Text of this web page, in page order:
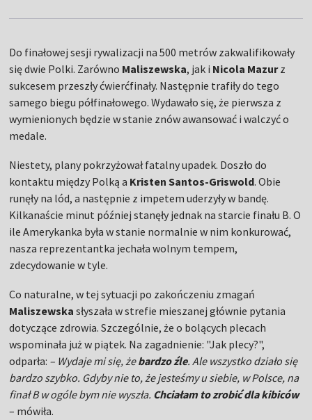
Do finałowej sesji rywalizacji na 500 metrów zakwalifikowały
się dwie Polki. Zarówno Maliszewska, jak i Nicola Mazurz
sukcesem przeszły ćwierćfinały. Następnie trafiły do tego
samego biegu półfinałowego. Wydawało się, że pierwsza z
wymienionych będzie w stanie znów awansować i walczyć o
medale.
Niestety, plany pokrzyżował fatalny upadek. Doszło do
kontaktu między Polką a Kristen Santos-Griswold. Obie
runęły na lód, a następnie z impetem uderzyły w bandę.
Kilkanaście minut później stanęły jednak na starcie finału B. O
ile Amerykanka była w stanie normalnie w nim konkurować,
nasza reprezentantka jechała wolnym tempem,
zdecydowanie w tyle.
Co naturalne, w tej sytuacji po zakończeniu zmagań
Maliszewska słyszała w strefie mieszanej głównie pytania
dotyczące zdrowia. Szczególnie, że o bolących plecach
wspominała już w piątek. Na zagadnienie: "Jak plecy?",
odparła: – Wydaje mi się, żebardzo źle. Ale wszystko działo się
bardzo szybko. Gdyby nie to, że jesteśmy u siebie, w Polsce, na
finał B w ogóle bym nie wyszła. Chciałam to zrobić dla kibiców
– mówiła.